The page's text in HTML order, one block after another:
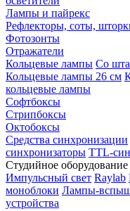
Лампы и пайрекс
Рефлекторы, соты,
Фотозонты
Отражатели
Кольцевые лампы Со
Кольцевые лампы 26 см
кольцевые лампы
Софтбоксы
Стрипбоксы
Октобоксы
Средства синхронизации
синхронизаторы TTL-
Студийное оборудование
Импульсный свет Raylab
моноблоки Лампы-
устройства